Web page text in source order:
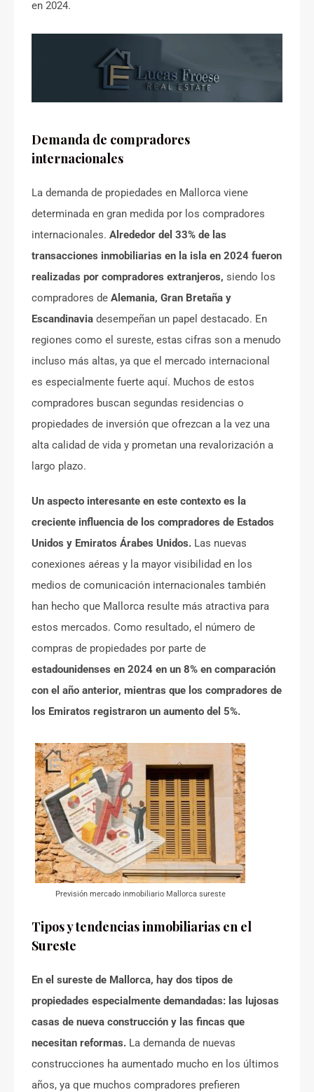
en 2024.
Demanda de compradores
internacionales
La demanda de propiedades en Mallorca viene
determinada en gran medida por los compradores
internacionales. Alrededor del 33% de las
transacciones inmobiliarias en la isla en 2024 fueron
realizadas por compradores extranjeros, siendo los
compradores de Alemania, Gran Bretaña y
Escandinavia desempeñan un papel destacado. En
regiones como el sureste, estas cifras son a menudo
incluso más altas, ya que el mercado internacional
es especialmente fuerte aquí. Muchos de estos
compradores buscan segundas residencias o
propiedades de inversión que ofrezcan a la vez una
alta calidad de vida y prometan una revalorización a
largo plazo.
Un aspecto interesante en este contexto es la
creciente influencia de los compradores de Estados
Unidos y Emiratos Árabes Unidos. Las nuevas
conexiones aéreas y la mayor visibilidad en los
medios de comunicación internacionales también
han hecho que Mallorca resulte más atractiva para
estos mercados. Como resultado, el número de
compras de propiedades por parte de
estadounidenses en 2024 en un 8% en comparación
con el año anterior, mientras que los compradores de
los Emiratos registraron un aumento del 5%.
Previsión mercado inmobiliario Mallorca sureste
Tipos y tendencias inmobiliarias en el
Sureste
En el sureste de Mallorca, hay dos tipos de
propiedades especialmente demandadas: las lujosas
casas de nueva construcción y las fincas que
necesitan reformas. La demanda de nuevas
construcciones ha aumentado mucho en los últimos
años, ya que muchos compradores prefieren